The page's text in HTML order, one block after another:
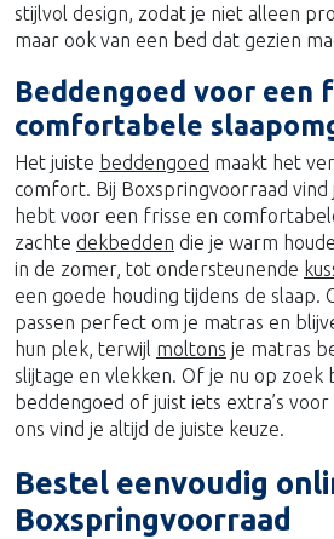
stijlvol design, zodat je niet alleen
maar ook van een bed dat gezien
Beddengoed voor een
comfortabele
Het juiste beddengoed maakt het
comfort. Bij Boxspringvoorraad vind
hebt voor een frisse en
zachte dekbedden die je warm
in de zomer, tot ondersteunende
een goede houding tijdens de slaap.
passen perfect om je matras en
hun plek, terwijl moltons je matras
slijtage en vlekken. Of je nu op zoek
beddengoed of juist iets extra’s
ons vind je altijd de juiste keuze.
Bestel eenvoudig
Boxspringvoorraad